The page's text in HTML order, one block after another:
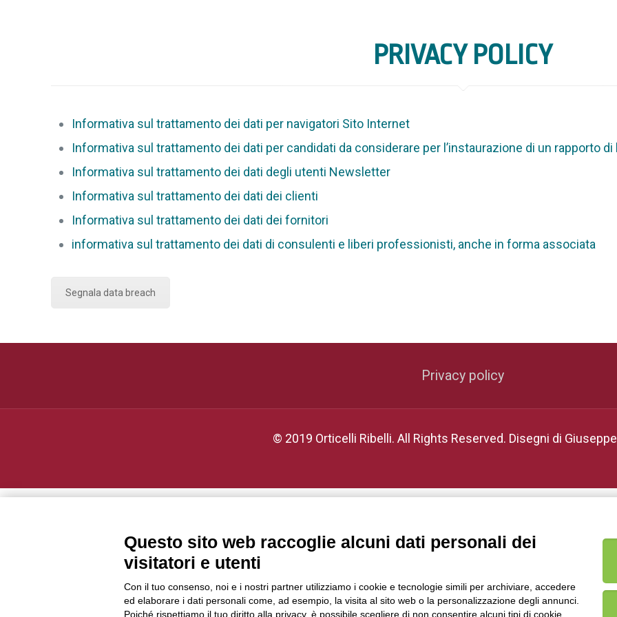
PRIVACY POLICY
Informativa sul trattamento dei dati per navigatori Sito Internet
Informativa sul trattamento dei dati per candidati da considerare per l’instaurazione di un rapporto di
Informativa sul trattamento dei dati degli utenti Newsletter
Informativa sul trattamento dei dati dei clienti
Informativa sul trattamento dei dati dei fornitori
informativa sul trattamento dei dati di consulenti e liberi professionisti, anche in forma associata
Segnala data breach
Privacy policy
© 2019 Orticelli Ribelli. All Rights Reserved. Disegni di
Questo sito web raccoglie alcuni dati personali dei
visitatori e utenti
Con il tuo consenso, noi e i nostri partner utilizziamo i cookie e tecnologie simili per archiviare, accedere
ed elaborare i dati personali come, ad esempio, la visita al sito web o la personalizzazione degli annunci.
Poiché rispettiamo il tuo diritto alla privacy, è possibile scegliere di non consentire alcuni tipi di cookie.